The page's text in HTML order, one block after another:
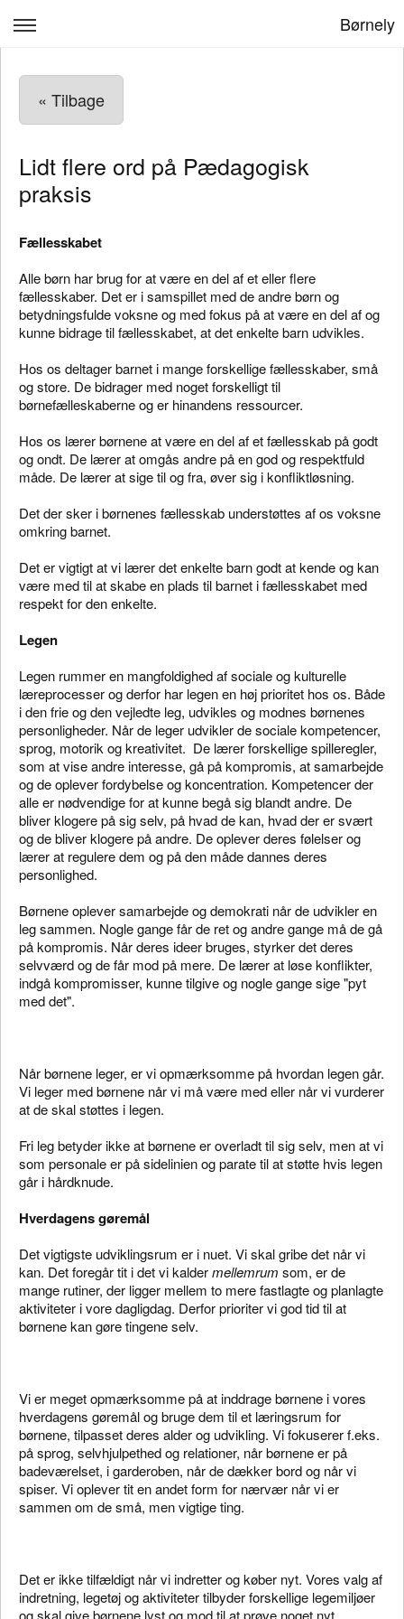
Børnely
Forældresamarbejde
Kontakt
Log ind
« Tilbage
Lidt flere ord på Pædagogisk
praksis
Fællesskabet
Alle børn har brug for at være en del af et eller flere
fællesskaber. Det er i samspillet med de andre børn og
betydningsfulde voksne og med fokus på at være en del af og
kunne bidrage til fællesskabet, at det enkelte barn udvikles.
Hos os deltager barnet i mange forskellige fællesskaber, små
og store. De bidrager med noget forskelligt til
børnefælleskaberne og er hinandens ressourcer.
Hos os lærer børnene at være en del af et fællesskab på godt
og ondt. De lærer at omgås andre på en god og respektfuld
måde. De lærer at sige til og fra, øver sig i konfliktløsning.
Det der sker i børnenes fællesskab understøttes af os voksne
omkring barnet.
Det er vigtigt at vi lærer det enkelte barn godt at kende og kan
være med til at skabe en plads til barnet i fællesskabet med
respekt for den enkelte.
Legen
Legen rummer en mangfoldighed af sociale og kulturelle
læreprocesserog derfor har legen en høj prioritet hos os. Både
i den frie og den vejledte leg, udvikles og modnes børnenes
personligheder. Når de leger udvikler de sociale kompetencer,
sprog, motorik og kreativitet. De lærer forskellige spilleregler,
som at vise andre interesse, gå på kompromis, at samarbejde
og de oplever fordybelse og koncentration. Kompetencer der
alle er nødvendige for at kunne begå sig blandt andre. De
bliver klogere på sig selv, på hvad de kan, hvad der er svært
og de bliver klogere på andre. De oplever deres følelser og
lærer at regulere dem og på den måde dannes deres
personlighed.
Børnene oplever samarbejde og demokrati når de udvikler en
leg sammen. Nogle gange får de ret og andre gange må de gå
på kompromis. Når deres ideer bruges, styrker det deres
selvværd og de får mod på mere. De lærer at løse konflikter,
indgå kompromisser, kunne tilgive og nogle gange sige "pyt
med det".
Når børnene leger, er vi opmærksomme på hvordan legen går.
Vi leger med børnene når vi må være med eller når vi vurderer
at de skal støttes i legen.
Fri leg betyder ikke at børnene er overladt til sig selv, men at vi
som personale er på sidelinien og parate til at støtte hvis legen
går i hårdknude.
Hverdagens gøremål
Det vigtigste udviklingsrum er i nuet. Vi skal gribe det når vi
kan. Det foregår tit i det vi kaldermellemrum som, er de
mange rutiner, der ligger mellem to mere fastlagte og planlagte
aktiviteter i vore dagligdag. Derforprioriter vi god tid til at
børnene kan gøre tingene selv.
Vi er meget opmærksomme på at inddrage børnene i vores
hverdagens gøremål og bruge dem til et læringsrum for
børnene, tilpasset deres alder og udvikling. Vi fokuserer f.eks.
på sprog, selvhjulpethed og relationer, når børnene er på
badeværelset, i garderoben, når de dækker bord og når vi
spiser. Vi oplever tit en andet form for nærvær når vi er
sammen om de små, men vigtige ting.
Det er ikke tilfældigt når vi indretter og køber nyt. Vores valg af
indretning, legetøj og aktiviteter tilbyder forskellige legemiljøer
og skal give børnene lyst og mod til at prøve noget nyt.